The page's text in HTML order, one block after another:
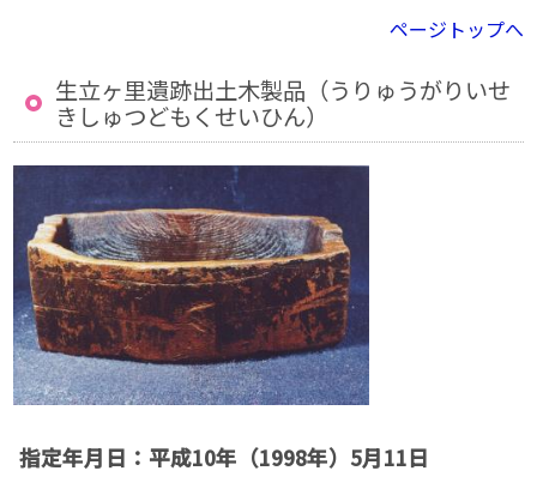
ページトップへ
生立ヶ里遺跡出土木製品（うりゅうがりいせ
きしゅつどもくせいひん）
指定年月日：平成10年（1998年）5月11日